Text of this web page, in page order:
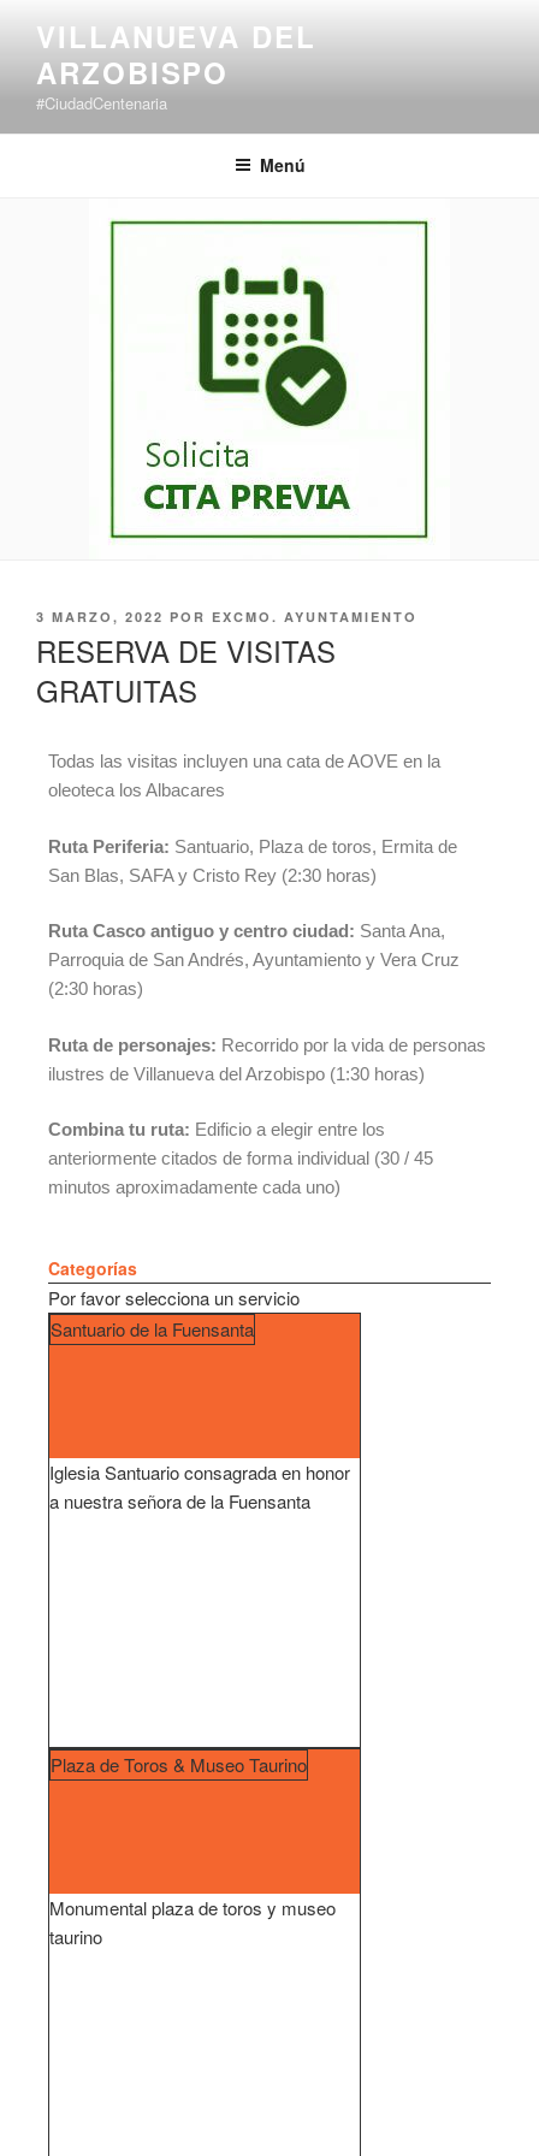
VILLANUEVA DEL
ARZOBISPO
#CiudadCentenaria
Menú
3 MARZO, 2022 POR EXCMO. AYUNTAMIENTO
RESERVA DE VISITAS
GRATUITAS
Todas las visitas incluyen una cata de AOVE en la
oleoteca los Albacares
Ruta Periferia: Santuario, Plaza de toros, Ermita de
San Blas, SAFA y Cristo Rey (2:30 horas)
Ruta Casco antiguo y centro ciudad: Santa Ana,
Parroquia de San Andrés, Ayuntamiento y Vera Cruz
(2:30 horas)
Ruta de personajes: Recorrido por la vida de personas
ilustres de Villanueva del Arzobispo (1:30 horas)
Combina tu ruta: Edificio a elegir entre los
anteriormente citados de forma individual (30 / 45
minutos aproximadamente cada uno)
Categorías
Por favor selecciona un servicio
Santuario de la Fuensanta
Iglesia Santuario consagrada en honor
a nuestra señora de la Fuensanta
Plaza de Toros & Museo Taurino
Monumental plaza de toros y museo
taurino